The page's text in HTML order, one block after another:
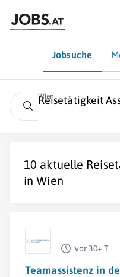
Jobsuche
Wien
Reisetätigkeit
10 aktuelle
inWien
vor 30+ T
Teamassistenz in